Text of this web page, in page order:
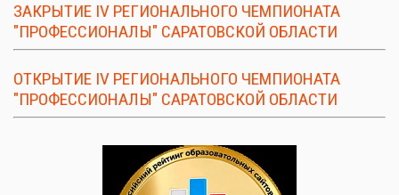
ЗАКРЫТИЕ IV РЕГИОНАЛЬНОГО ЧЕМПИОНАТА
"ПРОФЕССИОНАЛЫ" САРАТОВСКОЙ ОБЛАСТИ
ОТКРЫТИЕ IV РЕГИОНАЛЬНОГО ЧЕМПИОНАТА
"ПРОФЕССИОНАЛЫ" САРАТОВСКОЙ ОБЛАСТИ